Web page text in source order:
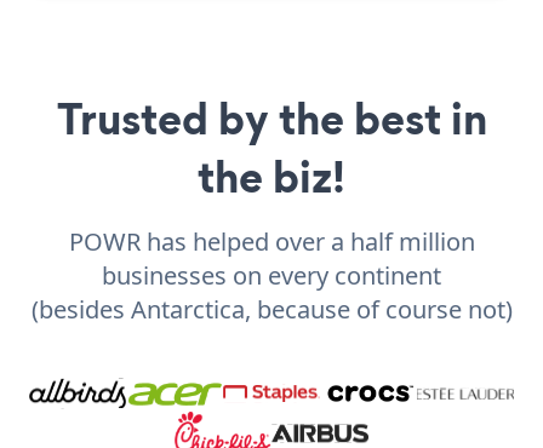
Trusted by the best in
the biz!
POWR has helped over a half million
businesses on every continent
(besides Antarctica, because of course not)